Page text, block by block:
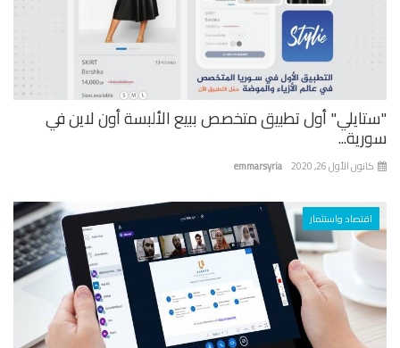
أول تطبيق متخصص ببيع الألبسة أون لاين في
emmarsyria الأول 26, 2020
اقتصاد واستثمار